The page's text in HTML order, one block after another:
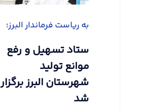
به ریاست فرماندار البرز؛
ستاد تسهیل و رفع
موانع تولید
شهرستان البرز برگزار
شد